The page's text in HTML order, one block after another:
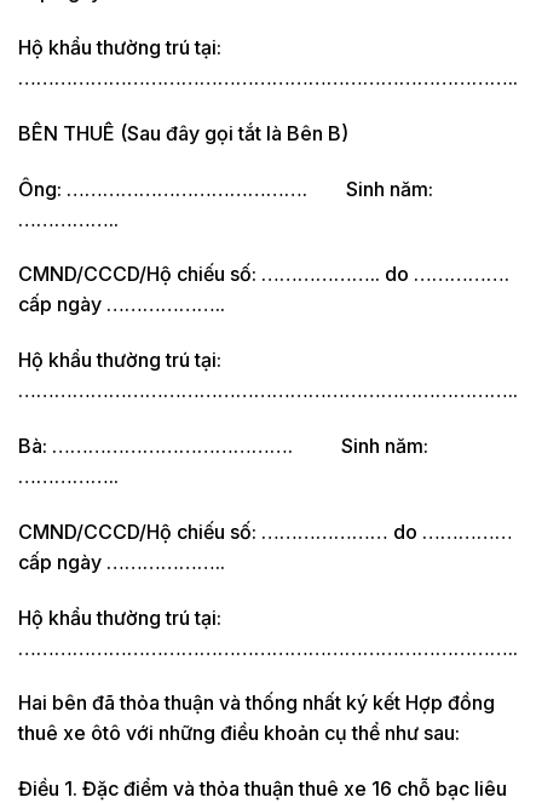
Hộ khẩu thường trú tại:
………………………………………………………………………..
BÊN THUÊ (Sau đây gọi tắt là Bên B)
Ông: …………………………………. Sinh năm:
……………..
CMND/CCCD/Hộ chiếu số: ……………….. do …………….
cấp ngày ………………..
Hộ khẩu thường trú tại:
………………………………………………………………………..
Bà: …………………………………. Sinh năm:
……………..
CMND/CCCD/Hộ chiếu số: ………………… do ……………
cấp ngày ………………..
Hộ khẩu thường trú tại:
………………………………………………………………………..
Hai bên đã thỏa thuận và thống nhất ký kết Hợp đồng
thuê xe ôtô với những điều khoản cụ thể như sau:
Điều 1. Đặc điểm và thỏa thuận thuê xe 16 chỗ bạc liêu